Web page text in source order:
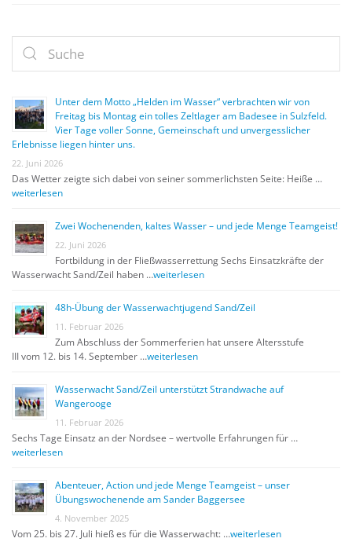
Unter dem Motto „Helden im Wasser“ verbrachten wir von
Freitag bis Montag ein tolles Zeltlager am Badesee in Sulzfeld.
Vier Tage voller Sonne, Gemeinschaft und unvergesslicher
Erlebnisse liegen hinter uns.
22. Juni 2026
Das Wetter zeigte sich dabei von seiner sommerlichsten Seite: Heiße …
weiterlesen
Zwei Wochenenden, kaltes Wasser – und jede Menge Teamgeist!
22. Juni 2026
Fortbildung in der Fließwasserrettung Sechs Einsatzkräfte der
Wasserwacht Sand/Zeil haben …weiterlesen
48h-Übung der Wasserwachtjugend Sand/Zeil
11. Februar 2026
Zum Abschluss der Sommerferien hat unsere Altersstufe
III vom 12. bis 14. September …weiterlesen
Wasserwacht Sand/Zeil unterstützt Strandwache auf
Wangerooge
11. Februar 2026
Sechs Tage Einsatz an der Nordsee – wertvolle Erfahrungen für …
weiterlesen
Abenteuer, Action und jede Menge Teamgeist – unser
Übungswochenende am Sander Baggersee
4. November 2025
Vom 25. bis 27. Juli hieß es für die Wasserwacht: …weiterlesen